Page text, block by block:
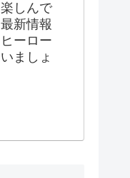
しんで
新情報
ーロー
ましょ